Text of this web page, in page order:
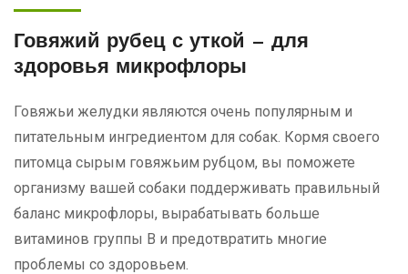
Говяжий рубец с уткой — для
здоровья микрофлоры
Говяжьи желудки являются очень популярным и
питательным ингредиентом для собак. Кормя своего
питомца сырым говяжьим рубцом, вы поможете
организму вашей собаки поддерживать правильный
баланс микрофлоры, вырабатывать больше
витаминов группы В и предотвратить многие
проблемы со здоровьем.